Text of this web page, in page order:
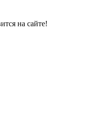
на сайте!